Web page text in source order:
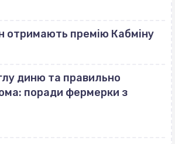
отримають премію Кабміну
диню та правильно
поради фермерки з